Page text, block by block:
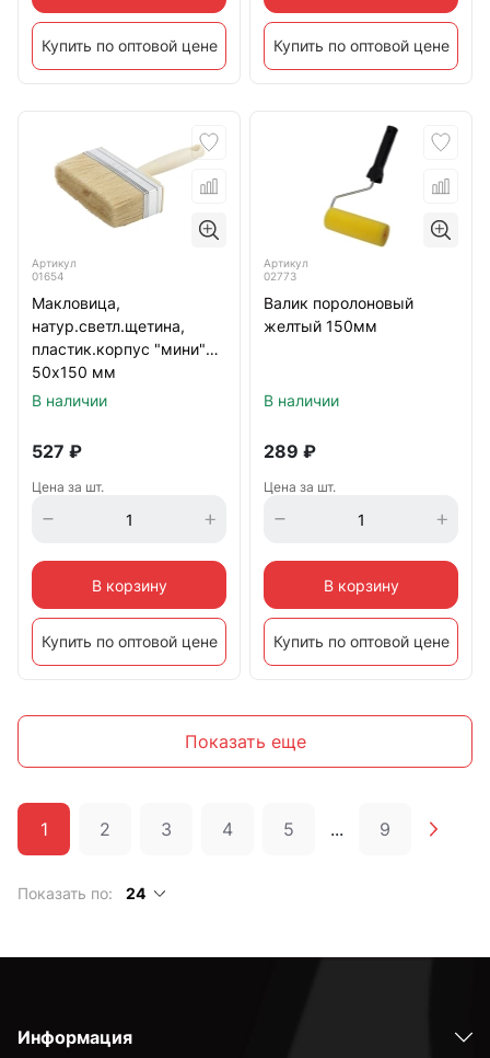
Купить по оптовой цене Купить по оптовой цене
Артикул
01654
Макловица,
натур.светл.щетина,
пластик.корпус "мини"
50х150 мм
В наличии
527 ₽
Цена за шт.
В корзину
Купить по оптовой цене
Артикул
02773
Валик поролоновый
желтый 150мм
В наличии
289 ₽
Цена за шт.
В корзину
Купить по оптовой цене
Показать еще
1 2 3 4 5 ... 9
Показать по: 24
Информация